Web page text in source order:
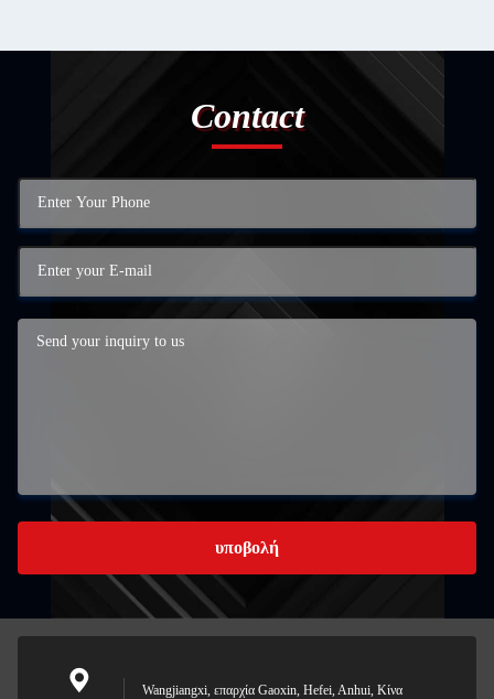
Contact
υποβολή
Wangjiangxi, επαρχία Gaoxin, Hefei, Anhui, Κίνα